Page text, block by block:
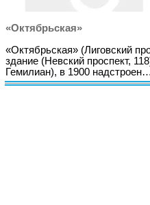
«Октябрьская»
«Октябрьская» (Лиговский
здание (Невский проспект,
Гемилиан), в 1900 надстроен…